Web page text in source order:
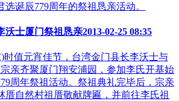
选诞辰779周年的祭祖恳亲活动。
沃士厦门祭祖恳亲2013-02-25 08:35
时值元宵佳节，台湾金门县长李沃士与
亲齐聚厦门翔安浦园，参加李氏开基始
周年祭祖活动。祭祖典礼完毕后，宗亲
厝自然村祖厝敬献牌匾，并前往李氏祖